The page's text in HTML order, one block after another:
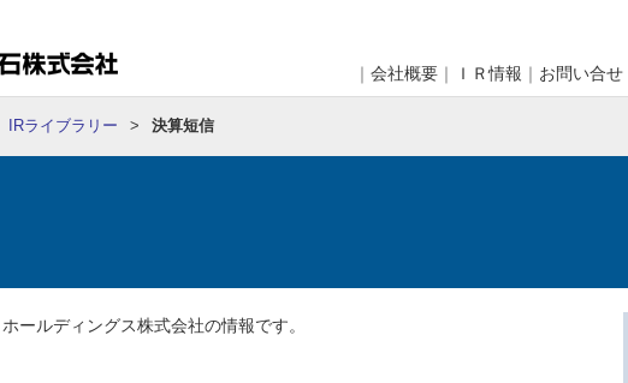
｜ 会社概要 ｜ ＩＲ情報 ｜ お問い合せ
IRライブラリー 決算短信
ールディングス株式会社の情報です。